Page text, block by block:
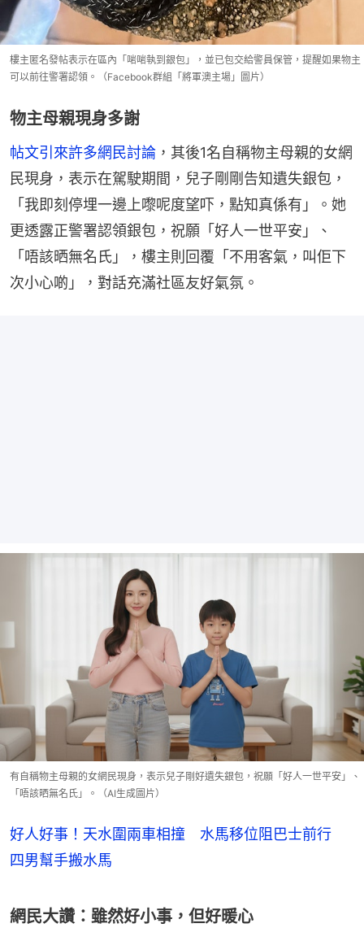
樓主匿名發帖表示在區內「啱啱執到銀包」，並已包交給警員保管，提醒如果物主
可以前往警署認領。（Facebook群組「將軍澳主場」圖片）
物主母親現身多謝
帖文引來許多網民討論 ，其後1名自稱物主母親的女網
民現身，表示在駕駛期間，兒子剛剛告知遺失銀包，
「我即刻停埋一邊上嚟呢度望吓，點知真係有」。她
更透露正警署認領銀包，祝願「好人一世平安」、
「唔該晒無名氏」，樓主則回覆「不用客氣，叫佢下
次小心啲」，對話充滿社區友好氣氛。
有自稱物主母親的女網民現身，表示兒子剛好遺失銀包，祝願「好人一世平安」、
「唔該晒無名氏」。（AI生成圖片）
好人好事！天水圍兩車相撞 水馬移位阻巴士前行
四男幫手搬水馬
網民大讚：雖然好小事，但好暖心